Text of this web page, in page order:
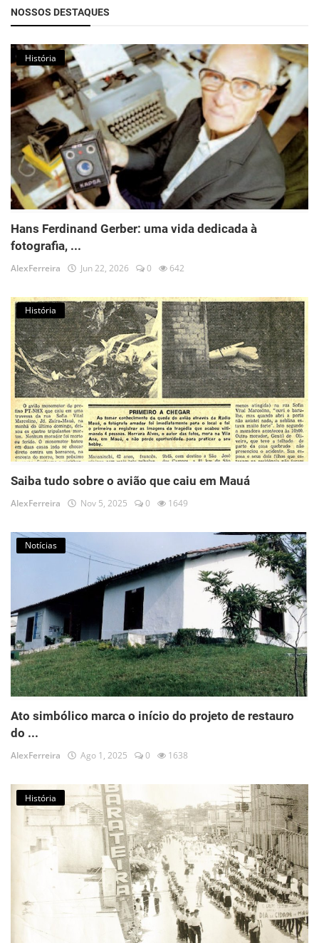
NOSSOS DESTAQUES
História
Hans Ferdinand Gerber: uma vida dedicada à
fotografia, ...
AlexFerreira Jun 22, 2026 0 642
História
Saiba tudo sobre o avião que caiu em Mauá
AlexFerreira Nov 5, 2025 0 1649
Notícias
Ato simbólico marca o início do projeto de restauro
do ...
AlexFerreira Ago 1, 2025 0 1638
História